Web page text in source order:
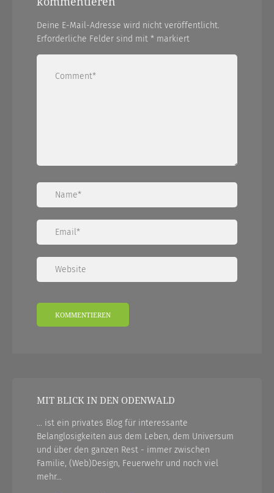
Deine E-Mail-Adresse wird nicht veröffentlicht.
Erforderliche Felder sind mit * markiert
MIT BLICK IN DEN ODENWALD
... ist ein privates Blog für interessante
Belanglosigkeiten aus dem Leben, dem Universum
und über den ganzen Rest - immer zwischen
Familie, (Web)Design, Feuerwehr und noch viel
mehr...